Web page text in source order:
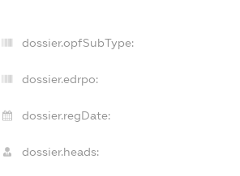
dossier.opfSubType:
dossier.edrpo:
dossier.regDate:
dossier.heads: